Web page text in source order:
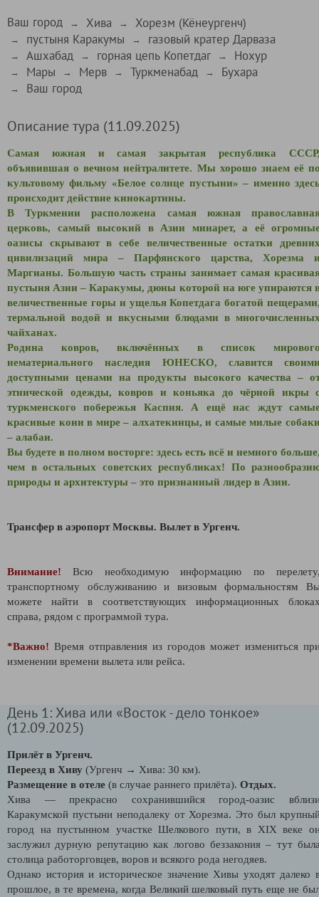
Ваш город → Хива → Хорезм (Кёнеургенч)
→ пустыня Каракумы → газовый кратер Дарваза
→ Ашхабад → горная цепь Копетдаг → Нохур
→ Мары → Мерв → Туркменабад → Бухара
→ Ваш город
Описание тура (11.09.2025)
Самая южная и самая закрытая республика
объявившая о вечном нейтралитете. Мы хорошо знаем её
культовому фильму «Белое солнце пустыни» – именно
происходит действие кинокартины.
В Туркмении расположена самая южная
церковь, самый высокий в Азии минарет, а её
оазисы скрывают в себе величественные остатки
цивилизаций мира – Парфянского царства, Хорезма
Маргианы. Большую часть страны занимает самая
пустыня Азии – Каракумы, дюны которой на юге упираются
величественные горы и ущелья Копетдага богатой
термальной водой и вкусными блюдами в
чайханах.
Родина ковров, включённых в список
нематериального наследия ЮНЕСКО, славится
доступными ценами на продукты высокого качества –
этнической одежды, ковров и коньяка до чёрной икры
туркменского побережья Каспия. А ещё нас ждут
красивые кони в мире – алхатекинцы, и самые милые
– алабаи.
Вы будете в полном восторге: здесь есть всё и немного
чем в остальных советских республиках! По
природы и архитектуры – это признанный лидер в Азии.
Трансфер в аэропорт Москвы. Вылет в Ургенч.
Внимание!Всю необходимую информацию по
транспортному обслуживанию и визовым формальностям
можете найти в соответствующих информационных
справа, рядом с программой тура.
*Важно! Время отправления из городов может измениться
изменении времени вылета или рейса.
День 1: Хива или «Восток - дело тонкое»
(12.09.2025)
Прилёт в Ургенч.
Переезд в Хиву (Ургенч → Хива: 30 км).
Размещение в отеле (в случае раннего прилёта). Отдых.
Хива — прекрасно сохранившийся город-оазис
Каракумской пустыни неподалеку от Хорезма. Это был
город на пустынном участке Шелкового пути, в XIX веке
заслужил дурную репутацию как логово беззакония – тут
столица работорговцев, воров и всякого рода негодяев.
Однако история и историческое значение Хивы уходят далеко
прошлое, в те времена, когда Великий шелковый путь еще не